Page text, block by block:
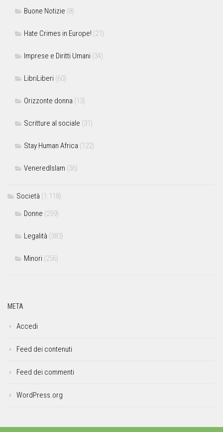
Buone Notizie (8)
Hate Crimes in Europe! (21)
Imprese e Diritti Umani (34)
LibriLiberi (60)
Orizzonte donna (13)
Scritture al sociale (31)
Stay Human Africa (122)
VeneredIslam (36)
Società (1.118)
Donne (259)
Legalità (383)
Minori (256)
META
Accedi
Feed dei contenuti
Feed dei commenti
WordPress.org